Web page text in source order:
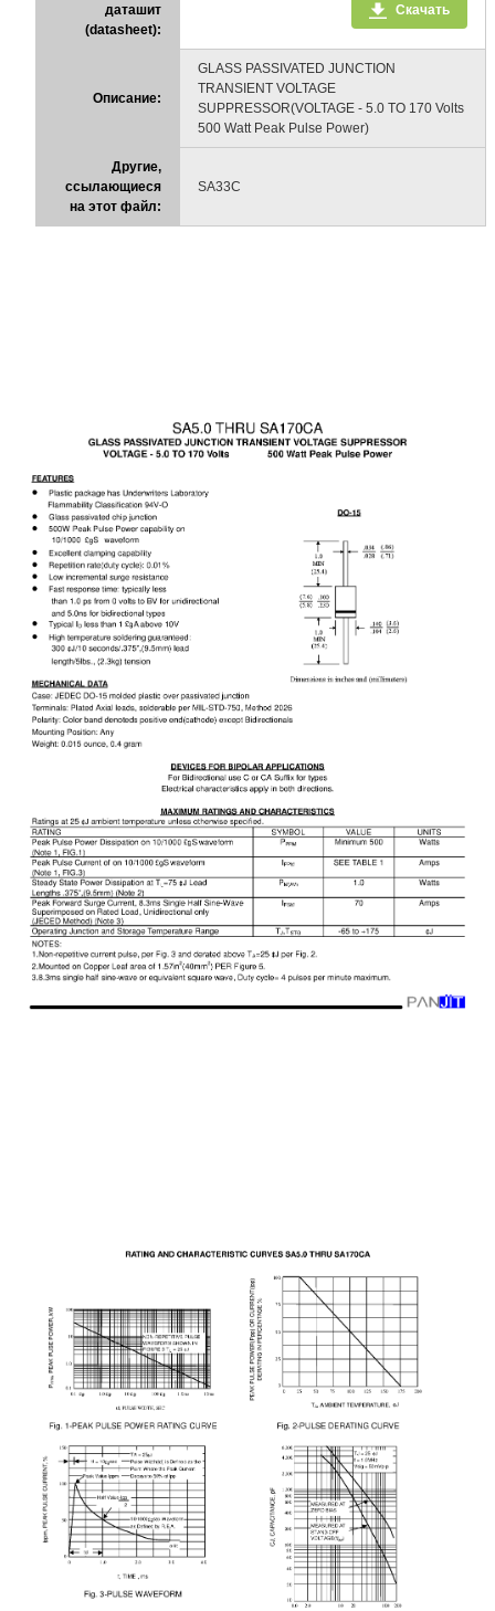
даташит
(datasheet):
Скачать
Описание:
GLASS PASSIVATED JUNCTION
TRANSIENT VOLTAGE
SUPPRESSOR(VOLTAGE - 5.0 TO 170 Volts
500 Watt Peak Pulse Power)
Другие,
ссылающиеся
на этот файл:
SA33C